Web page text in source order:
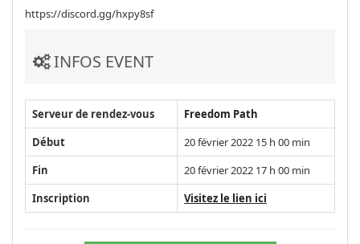
https://discord.gg/hxpy8sf
INFOS EVENT
Serveur de rendez-vous
Freedom Path
Début
20 février 2022 15 h 00 min
Fin
20 février 2022 17 h 00 min
Inscription
Visitez le lien ici